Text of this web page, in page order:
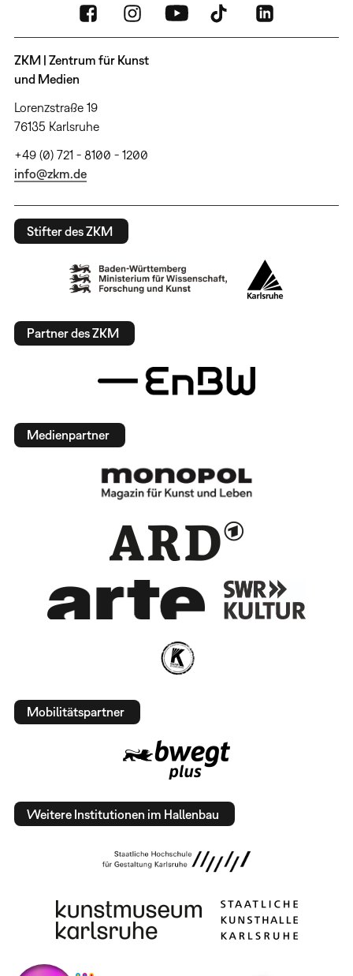
ZKM | Zentrum für Kunst
und Medien
Lorenzstraße 19
76135 Karlsruhe
+49 (0) 721 - 8100 - 1200
info@zkm.de
Stifter des ZKM
Partner des ZKM
Medienpartner
Mobilitätspartner
Weitere Institutionen im Hallenbau